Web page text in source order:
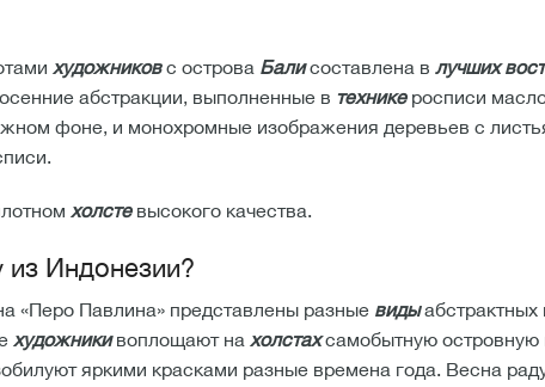
художниковс острова Балисоставлена в лучших
абстракции, выполненные в техникеросписи
фоне, и монохромные изображения деревьев с
холстевысокого качества.
из Индонезии?
«Перо Павлина» представлены разные видыабстрактных
художникивоплощают на холстахсамобытную островную
яркими красками разные времена года. Весна